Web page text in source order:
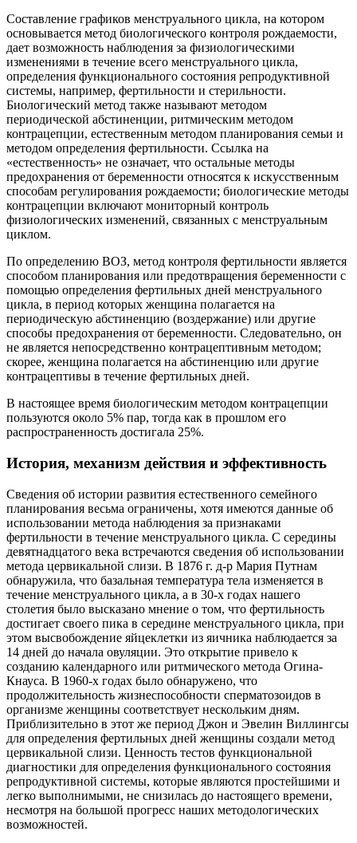
Составление графиков менструального цикла, на котором
основывается метод биологического контроля рождаемости,
дает возможность наблюдения за физиологическими
изменениями в течение всего менструального цикла,
определения функционального состояния репродуктивной
системы, например, фертильности и стерильности.
Биологический метод также называют методом
периодической абстиненции, ритмическим методом
контрацепции, естественным методом планирования семьи и
методом определения фертильности. Ссылка на
«естественность» не означает, что остальные методы
предохранения от беременности относятся к искусственным
способам регулирования рождаемости; биологические методы
контрацепции включают мониторный контроль
физиологических изменений, связанных с менструальным
циклом.
По определению ВОЗ, метод контроля фертильности является
способом планирования или предотвращения беременности с
помощью определения фертильных дней менструального
цикла, в период которых женщина полагается на
периодическую абстиненцию (воздержание) или другие
способы предохранения от беременности. Следовательно, он
не является непосредственно контрацептивным методом;
скорее, женщина полагается на абстиненцию или другие
контрацептивы в течение фертильных дней.
В настоящее время биологическим методом контрацепции
пользуются около 5% пар, тогда как в прошлом его
распространенность достигала 25%.
История, механизм действия и эффективность
Сведения об истории развития естественного семейного
планирования весьма ограничены, хотя имеются данные об
использовании метода наблюдения за признаками
фертильности в течение менструального цикла. С середины
девятнадцатого века встречаются сведения об использовании
метода цервикальной слизи. В 1876 г. д-р Мария Путнам
обнаружила, что базальная температура тела изменяется в
течение менструального цикла, а в 30-х годах нашего
столетия было высказано мнение о том, что фертильность
достигает своего пика в середине менструального цикла, при
этом высвобождение яйцеклетки из яичника наблюдается за
14 дней до начала овуляции. Это открытие привело к
созданию календарного или ритмического метода Огина-
Кнауса. В 1960-х годах было обнаружено, что
продолжительность жизнеспособности сперматозоидов в
организме женщины соответствует нескольким дням.
Приблизительно в этот же период Джон и Эвелин Виллингсы
для определения фертильных дней женщины создали метод
цервикальной слизи. Ценность тестов функциональной
диагностики для определения функционального состояния
репродуктивной системы, которые являются простейшими и
легко выполнимыми, не снизилась до настоящего времени,
несмотря на большой прогресс наших методологических
возможностей.